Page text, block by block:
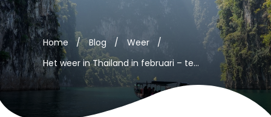
Home / Blog / Weer
/
Het weer in Thailand in februari – temperatuur en neerslag